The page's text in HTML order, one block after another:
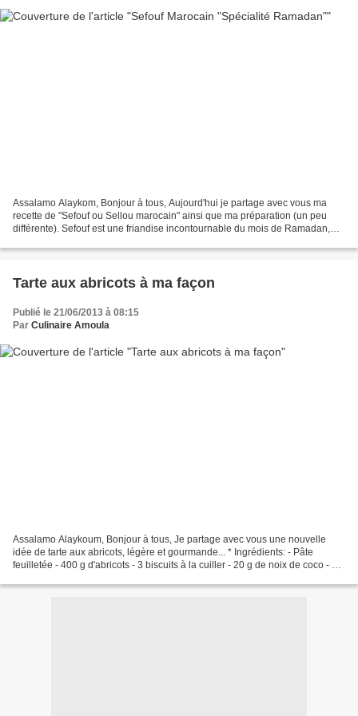
Assalamo Alaykom, Bonjour à tous, Aujourd'hui je partage avec vous ma
recette de "Sefouf ou Sellou marocain" ainsi que ma préparation (un peu
différente). Sefouf est une friandise incontournable du mois de Ramadan,
Tarte aux abricots à ma façon
Publié le 21/06/2013 à 08:15
Par Culinaire Amoula
Assalamo Alaykoum, Bonjour à tous, Je partage avec vous une nouvelle
idée de tarte aux abricots, légère et gourmande... * Ingrédients: - Pâte
feuilletée - 400 g d'abricots - 3 biscuits à la cuiller - 20 g de noix de coco - 1